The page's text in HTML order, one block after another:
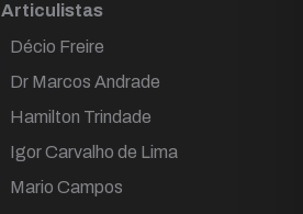
Articulistas
Décio Freire
Dr Marcos Andrade
Hamilton Trindade
Igor Carvalho de Lima
Mario Campos